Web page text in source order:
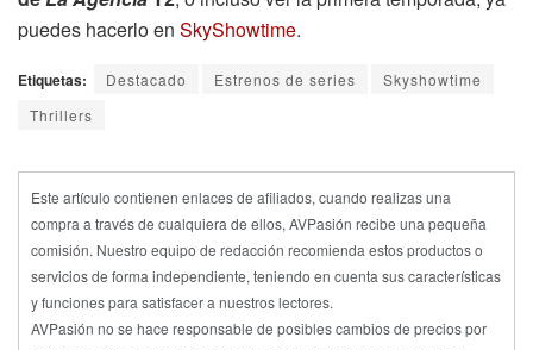
puedes hacerlo en SkyShowtime.
Etiquetas: Destacado Estrenos de series
Skyshowtime
Thrillers
Este artículo contienen enlaces de afiliados, cuando realizas una
compra a través de cualquiera de ellos, AVPasión recibe una pequeña
comisión. Nuestro equipo de redacción recomienda estos productos o
servicios de forma independiente, teniendo en cuenta sus características
y funciones para satisfacer a nuestros lectores.
AVPasión no se hace responsable de posibles cambios de precios por